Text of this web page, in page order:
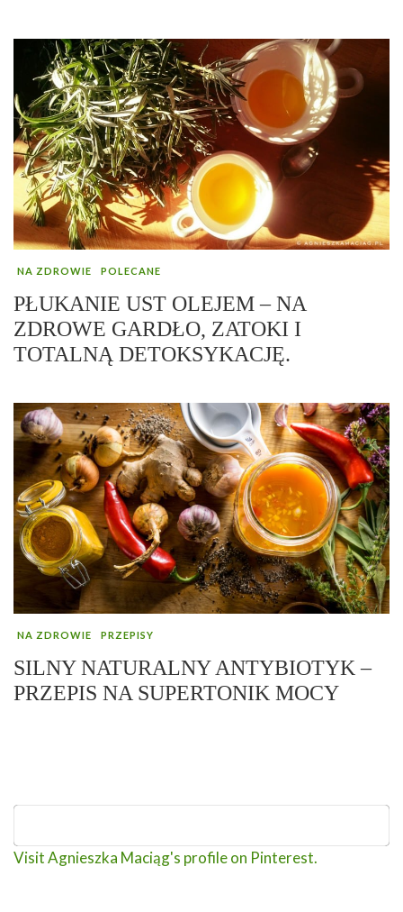
NA ZDROWIE POLECANE
PŁUKANIE UST OLEJEM – NA
ZDROWE GARDŁO, ZATOKI I
TOTALNĄ DETOKSYKACJĘ.
NA ZDROWIE PRZEPISY
SILNY NATURALNY ANTYBIOTYK –
PRZEPIS NA SUPERTONIK MOCY
Visit Agnieszka Maciąg's profile on Pinterest.